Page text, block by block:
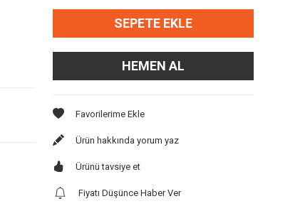
SEPETE EKLE
HEMEN AL
Ürün hakkında yorum yaz
Ürünü tavsiye et
Fiyatı Düşünce Haber Ver